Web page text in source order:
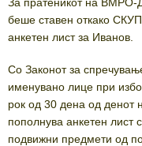
беше ставен откако
анкетен лист за Иванов.
Со Законот за
именувано лице при
рок од 30 дена од денот
пополнува анкетен лист
подвижни предмети од